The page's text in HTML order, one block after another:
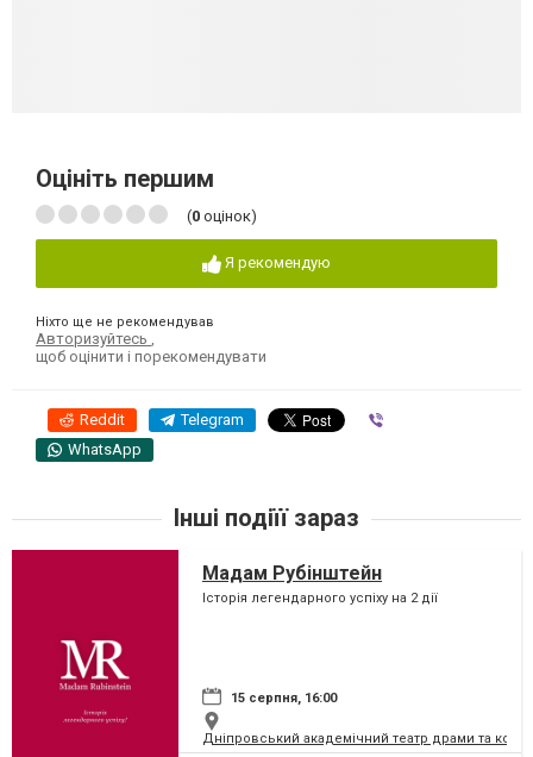
Оцініть першим
(0 оцінок)
Я рекомендую
Ніхто ще не рекомендував
Авторизуйтесь
щоб оцінити і порекомендувати
Reddit Telegram
WhatsApp
Інші подіїї зараз
Мадам Рубінштейн
Історія легендарного успіху на 2 дії
15 серпня, 16:00
Дніпровський академічний театр драми та